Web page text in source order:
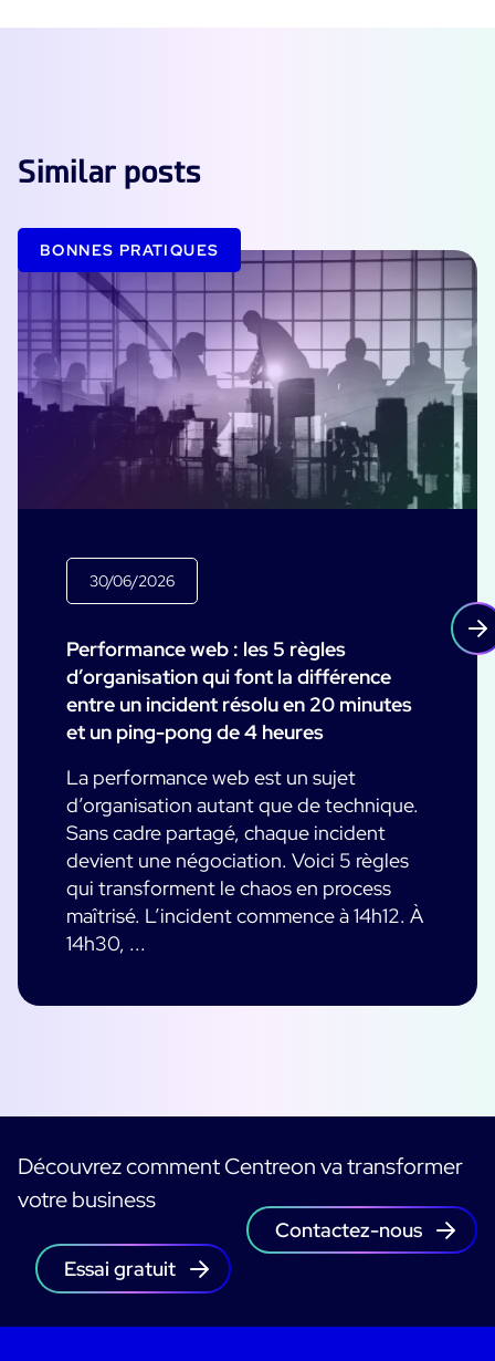
Similar posts
BONNES PRATIQUES
30/06/2026
Performance web : les 5 règles
d’organisation qui font la différence
entre un incident résolu en 20 minutes
et un ping-pong de 4 heures
La performance web est un sujet
d’organisation autant que de technique.
Sans cadre partagé, chaque incident
devient une négociation. Voici 5 règles
qui transforment le chaos en process
maîtrisé. L’incident commence à 14h12. À
14h30, ...
Découvrez comment Centreon va transformer
votre business
Contactez-nous
Essai gratuit